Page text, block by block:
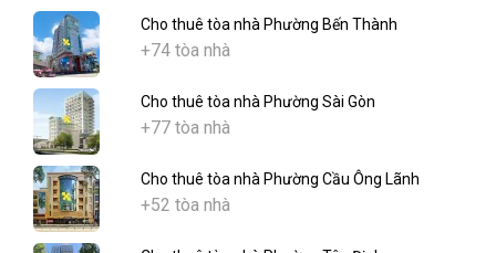
Cho thuê tòa nhà Phường Bến Thành
+74 tòa nhà
Cho thuê tòa nhà Phường Sài Gòn
+77 tòa nhà
Cho thuê tòa nhà Phường Cầu Ông Lãnh
+52 tòa nhà